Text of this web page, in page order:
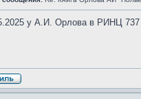
у А.И. Орлова в РИНЦ 737